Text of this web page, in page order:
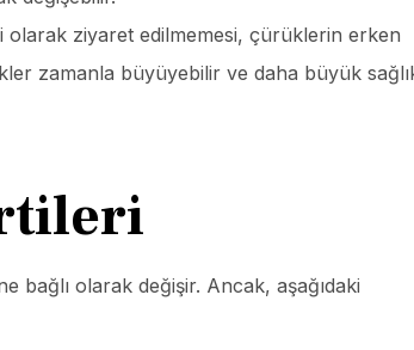
olarak ziyaret edilmemesi, çürüklerin erken
zamanla büyüyebilir ve daha büyük
bağlı olarak değişir. Ancak, aşağıdaki